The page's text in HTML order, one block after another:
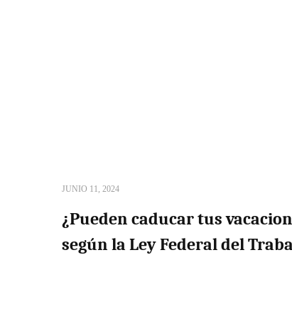
JUNIO 11, 2024
¿Pueden caducar tus
según la Ley Federal del